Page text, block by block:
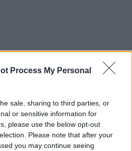
Process My Personal
sale, sharing to third parties, or
or sensitive information for
please use the below opt-out
Please note that after your
you may continue seeing